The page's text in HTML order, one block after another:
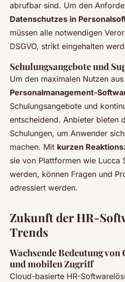
abrufbar sind. Um den
Datenschutzes in
müssen alle notwendigen
DSGVO, strikt eingehalten
Schulungsangebote und
Um den maximalen Nutzen
Personalmanagement-
Schulungsangebote und
entscheidend. Anbieter bieten
Schulungen, um Anwender
machen. Mit kurzen
sie von Plattformen wie Lucca
werden, können Fragen und
adressiert werden.
Zukunft der HR-
Trends
Wachsende Bedeutung
und mobilen Zugriff
Cloud-basierte HR-